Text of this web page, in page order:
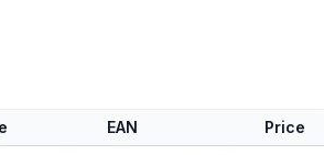
EAN Price